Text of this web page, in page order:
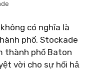
có nghĩa là
phố. Stockade
thành phố Baton
vời cho sự hối hả